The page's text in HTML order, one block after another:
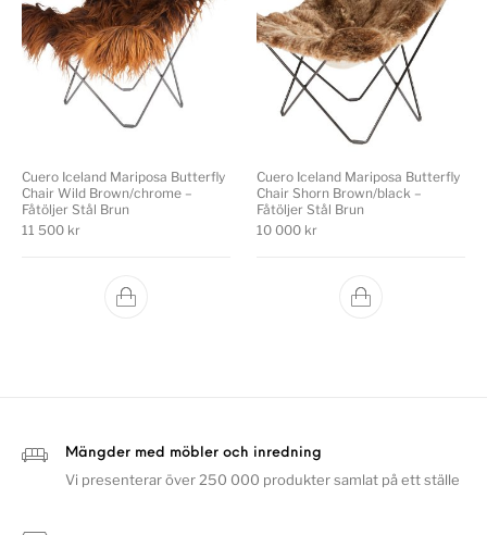
Cuero Iceland Mariposa Butterfly
Chair Wild Brown/chrome –
Fåtöljer Stål Brun
11 500 kr
Cuero Iceland Mariposa Butterfly
Chair Shorn Brown/black –
Fåtöljer Stål Brun
10 000 kr
Mängder med möbler och inredning
Vi presenterar över 250 000 produkter samlat på ett ställe